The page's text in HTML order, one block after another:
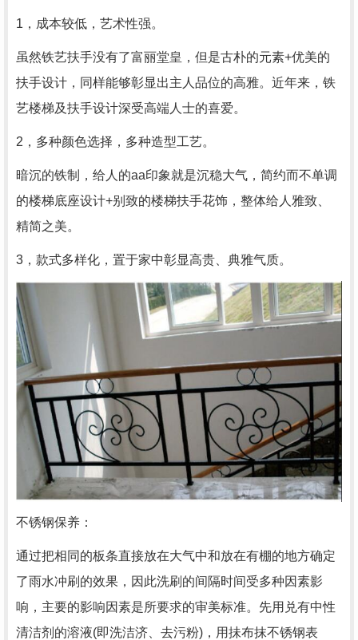
1，成本较低，艺术性强。
虽然铁艺扶手没有了富丽堂皇，但是古朴的元素+优美的
扶手设计，同样能够彰显出主人品位的高雅。近年来，铁
艺楼梯及扶手设计深受高端人士的喜爱。
2，多种颜色选择，多种造型工艺。
暗沉的铁制，给人的aa印象就是沉稳大气，简约而不单调
的楼梯底座设计+别致的楼梯扶手花饰，整体给人雅致、
精简之美。
3，款式多样化，置于家中彰显高贵、典雅气质。
不锈钢保养：
通过把相同的板条直接放在大气中和放在有棚的地方确定
了雨水冲刷的效果，因此洗刷的间隔时间受多种因素影
响，主要的影响因素是所要求的审美标准。先用兑有中性
清洁剂的溶液(即洗洁济、去污粉)，用抺布抹不锈钢表